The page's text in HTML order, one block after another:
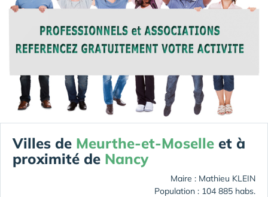
Villes de Meurthe-et-Moselle et à
proximité de Nancy
Maire : Mathieu KLEIN
Population : 104 885 habs.